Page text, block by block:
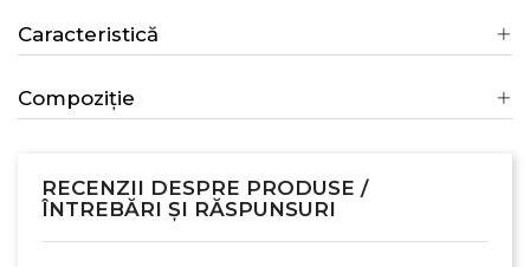
Caracteristică
Compoziție
RECENZII DESPRE PRODUSE /
ÎNTREBĂRI ȘI RĂSPUNSURI